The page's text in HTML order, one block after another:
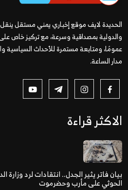
الحديدة لايف موقع إخباري يمني مستقل ينقل
والدولية بمصداقية وسرعة، مع تركيز خاص
عمومًا، ومتابعة مستمرة للأحداث السياسية
مدار الساعة.
الاكثر قراءة
بيان فاتر يثير الجدل.. انتقادات لرد وزارة
الحوثي على مأرب وحضرموت